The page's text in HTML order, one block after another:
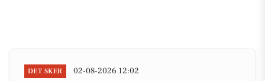
DET SKER 02-08-2026 12:02